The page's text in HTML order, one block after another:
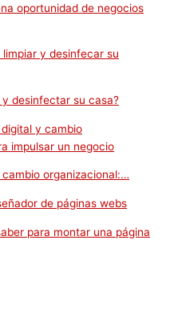
oportunidad de negocios
desinfectar su casa?
organizacional:…
para montar una página